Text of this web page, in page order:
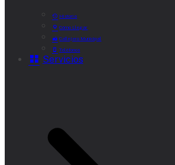
Historia
Cómo Llegar
Callejero Municipal
Teléfonos
Servicios